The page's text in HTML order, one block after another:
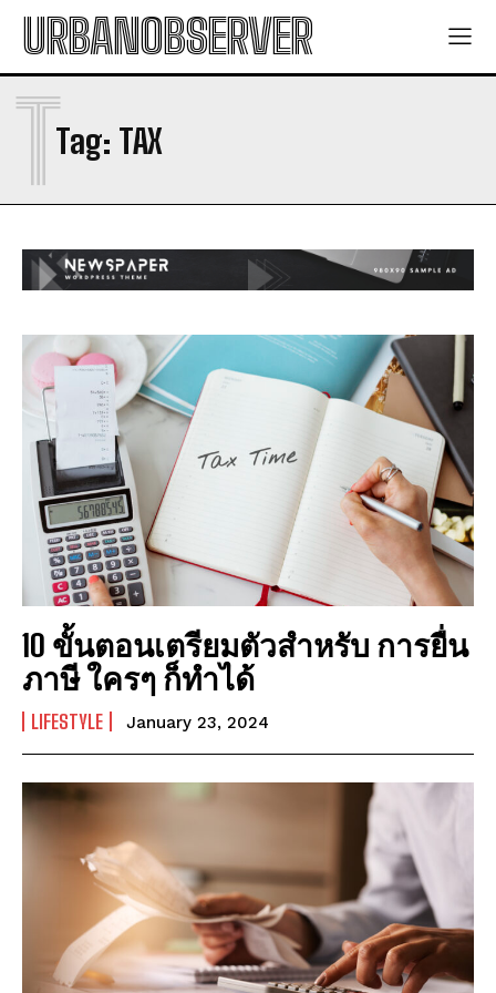
พลังงานทดแทน: สิ่งที่คุณต้องรู้
Lifestyle
พลังงานสะอาด: วิธีการใช้พลังงานสะอาดในชีวิตประจำวัน
พลังงานทดแทน: สิ่งที่คุณต้องรู้
มาตรการโซล่าเซลล์ 2569: การเพิ่มพลังงานทดแทน
Health
การอนุรักษ์พลังงาน: ประโยชน์และวิธีการ
พลังงานสะอาด: วิธีการใช้พลังงานสะอาดในชีวิตประจำวัน
พลังงานแสงอาทิตย์: พลังงานที่มีความมั่นคงและยั่งยืน
พลังงานทดแทน: สิ่งที่คุณต้องรู้
มาตรการโซล่าเซลล์ 2569: การเพิ่มพลังงานทดแทน
Technology
การอนุรักษ์พลังงาน: ประโยชน์และวิธีการ
พลังงานสะอาด: วิธีการใช้พลังงานสะอาดในชีวิตประจำวัน
พลังงานแสงอาทิตย์: พลังงานที่มีความมั่นคงและยั่งยืน
พลังงานทดแทน: สิ่งที่คุณต้องรู้
Company
ABOUT
CONTACT
PRIVACY POLICY
พลังงานทดแทน: สิ่งที่คุณต้องรู้
Lifestyle
พลังงานสะอาด: วิธีการใช้พลังงานสะอาดในชีวิตประจำวัน
พลังงานทดแทน: สิ่งที่คุณต้องรู้
มาตรการโซล่าเซลล์ 2569: การเพิ่มพลังงานทดแทน
Health
การอนุรักษ์พลังงาน: ประโยชน์และวิธีการ
พลังงานสะอาด: วิธีการใช้พลังงานสะอาดในชีวิตประจำวัน
พลังงานแสงอาทิตย์: พลังงานที่มีความมั่นคงและยั่งยืน
พลังงานทดแทน: สิ่งที่คุณต้องรู้
มาตรการโซล่าเซลล์ 2569: การเพิ่มพลังงานทดแทน
Technology
การอนุรักษ์พลังงาน: ประโยชน์และวิธีการ
พลังงานสะอาด: วิธีการใช้พลังงานสะอาดในชีวิตประจำวัน
พลังงานแสงอาทิตย์: พลังงานที่มีความมั่นคงและยั่งยืน
พลังงานทดแทน: สิ่งที่คุณต้องรู้
Company
ABOUT
CONTACT
PRIVACY POLICY
I WANT IN
I've read and accept the Privacy Policy.
URBANOBSERVER
Tag: TAX
T
10 ขั้นตอนเตรียมตัวสำหรับ การยื่น
ภาษี ใครๆ ก็ทำได้
LIFESTYLE January 23, 2024